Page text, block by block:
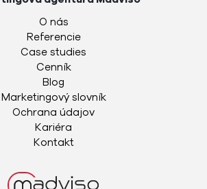
O nás
Referencie
Case studies
Cenník
Blog
Marketingový slovník
Ochrana údajov
Kariéra
Kontakt